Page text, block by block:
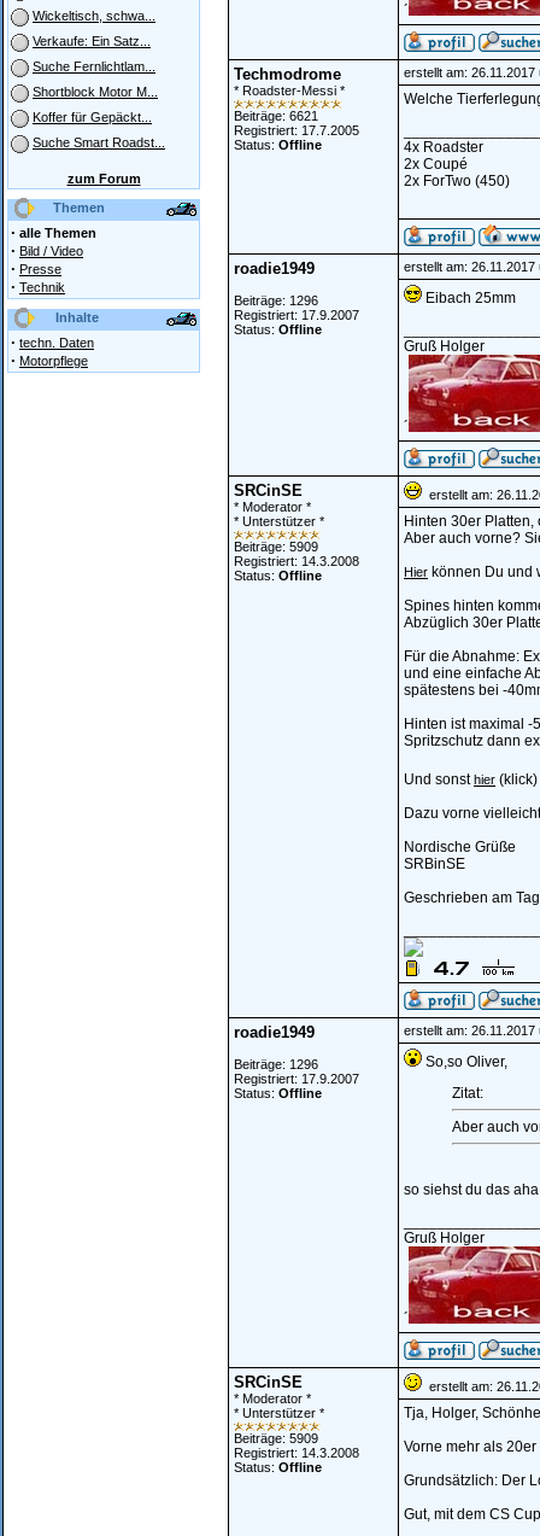
Wickeltisch, schwa...
Verkaufe: Ein Satz...
Suche Fernlichtlam...
Shortblock Motor M...
Koffer für Gepäckt...
Suche Smart Roadst...
zum Forum
Themen
· alle Themen
· Bild / Video
· Presse
· Technik
Inhalte
· techn. Daten
· Motorpflege
´
Techmodrome
* Roadster-Messi *
Beiträge: 6621
Registriert: 17.7.2005
Status: Offline
erstellt am: 26.11.2017
Welche
4x Roadster
2x Coupé
2x ForTwo (450)
roadie1949
Beiträge: 1296
Registriert: 17.9.2007
Status: Offline
erstellt am: 26.11.2017
Eibach 25mm
Gruß Holger
´
SRCinSE
* Moderator *
* Unterstützer *
Beiträge: 5909
Registriert: 14.3.2008
Status: Offline
erstellt am:
Hinten 30er Platten,
Aber auch vorne?
Hier können Du und
Spines hinten
Abzüglich 30er
Für die Abnahme:
und eine einfache
spätestens bei -
Hinten ist maximal -
Spritzschutz dann
Und sonsthier
Dazu vorne
Nordische Grüße
SRBinSE
Geschrieben am
roadie1949
Beiträge: 1296
Registriert: 17.9.2007
Status: Offline
erstellt am: 26.11.2017
So,so Oliver,
Zitat:
Aber auch
so siehst du das
Gruß Holger
´
SRCinSE
* Moderator *
* Unterstützer *
Beiträge: 5909
Registriert: 14.3.2008
Status: Offline
erstellt am:
Tja, Holger,
Vorne mehr als
Grundsätzlich: Der
Gut, mit dem CS